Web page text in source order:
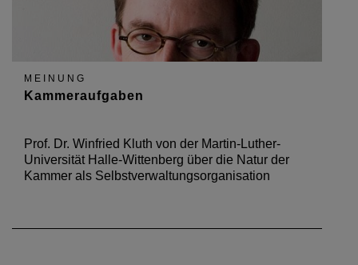
MEINUNG
Kammeraufgaben
Prof. Dr. Winfried Kluth von der Martin-Luther-
Universität Halle-Wittenberg über die Natur der
Kammer als Selbstverwaltungsorganisation